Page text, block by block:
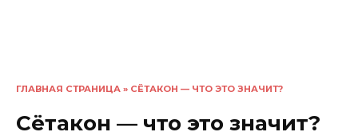
ГЛАВНАЯ СТРАНИЦА » СЁТАКОН — ЧТО ЭТО ЗНАЧИТ?
Сётакон — что это значит?